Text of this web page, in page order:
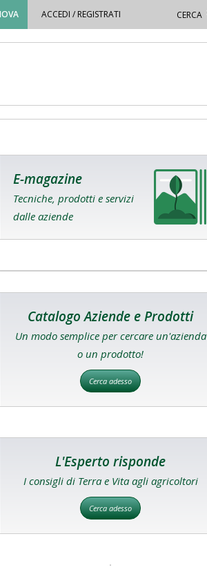
ACCEDI / REGISTRATI
E-magazine
Tecniche, prodotti e servizi
dalle aziende
Catalogo Aziende e Prodotti
Un modo semplice per cercare un'azienda
o un prodotto!
Cerca adesso
L'Esperto risponde
I consigli di Terra e Vita agli agricoltori
Cerca adesso